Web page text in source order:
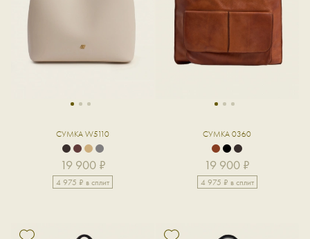
1 2 3
СУМКА W5110
19 900 ₽
4 975 ₽ в сплит
1 2 3
СУМКА 0360
19 900 ₽
4 975 ₽ в сплит